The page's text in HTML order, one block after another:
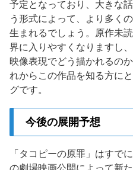
予定となっており、大きな
う形式によって、より多く
生まれるでしょう。原作未
界に入りやすくなりますし
映像表現でどう描かれるの
れからこの作品を知る方に
グです。
今後の展開予想
「タコピーの原罪」はすで
の劇場映画公開によって新